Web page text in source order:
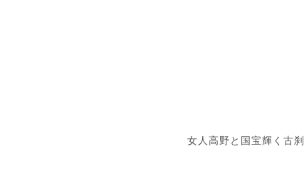
女人高野と国宝輝く古刹